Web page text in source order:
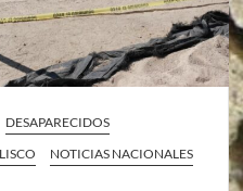
DESAPARECIDOS
NOTICIAS NACIONALES